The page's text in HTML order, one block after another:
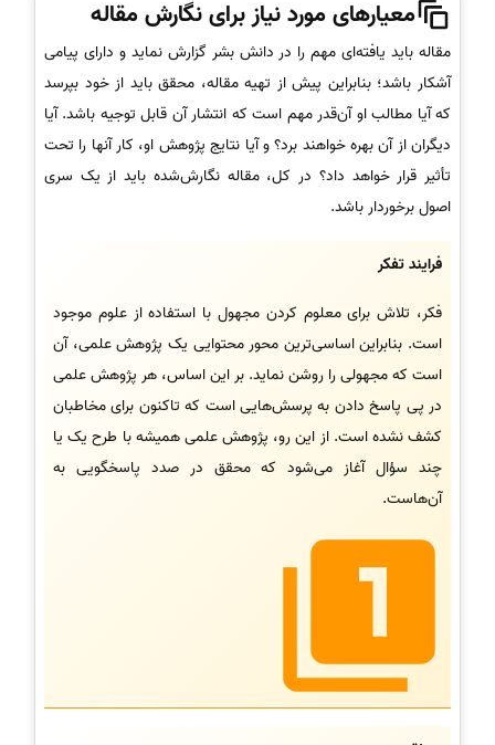
معیارهای مورد نیاز برای نگارش مقاله
مقاله باید یافته‌ای مهم را در دانش بشر گزارش نماید و دارای پیامی
آشکار باشد؛ بنابراین پیش از تهیه مقاله، محقق باید از خود بپرسد
که آیا مطالب او آن‌قدر مهم است که انتشار آن قابل توجیه باشد. آیا
دیگران از آن بهره خواهند برد؟ و آیا نتایج پژوهش او، کار آنها را تحت
تأثیر قرار خواهد داد؟ در کل، مقاله نگارش‌شده باید از یک سری
اصول برخوردار باشد.
فرایند تفکر
فکر، تلاش برای معلوم کردن مجهول با استفاده از علوم موجود
است. بنابراین اساسی‌ترین محور محتوایی یک پژوهش علمی، آن
است که مجهولی را روشن نماید. بر این اساس، هر پژوهش علمی
در پی پاسخ دادن به پرسش‌هایی است که تاکنون برای مخاطبان
کشف نشده است. از این رو، پژوهش علمی همیشه با طرح یک یا
چند سؤال آغاز می‌شود که محقق در صدد پاسخگویی به
آن‌هاست.